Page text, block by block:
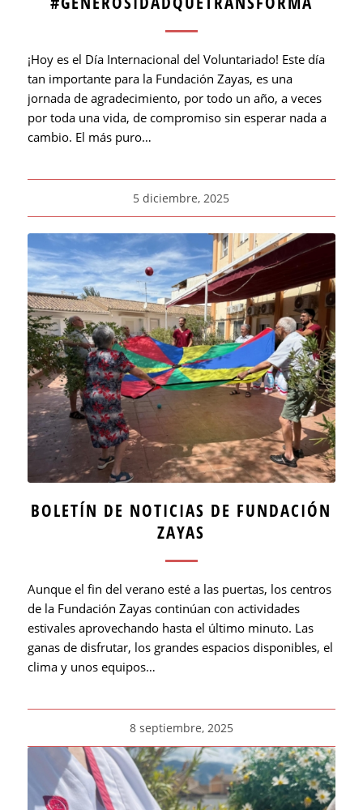
¡Hoy es el Día Internacional del Voluntariado! Este día
tan importante para la Fundación Zayas, es una
jornada de agradecimiento, por todo un año, a veces
por toda una vida, de compromiso sin esperar nada a
cambio. El más puro…
5 diciembre, 2025
BOLETÍN DE NOTICIAS DE FUNDACIÓN
ZAYAS
Aunque el fin del verano esté a las puertas, los centros
de la Fundación Zayas continúan con actividades
estivales aprovechando hasta el último minuto. Las
ganas de disfrutar, los grandes espacios disponibles, el
clima y unos equipos…
8 septiembre, 2025